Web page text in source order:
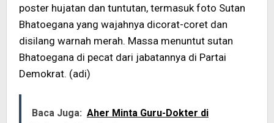
poster hujatan dan tuntutan, termasuk foto Sutan
Bhatoegana yang wajahnya dicorat-coret dan
disilang warnah merah. Massa menuntut sutan
Bhatoegana di pecat dari jabatannya di Partai
Demokrat. (adi)
Baca Juga: Aher Minta Guru-Dokter di